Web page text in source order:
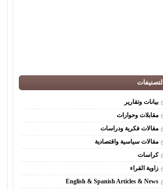
التصنيفات
بيانات وتقارير
مقابلات وحوارات
مقالات فكرية ودراسات
مقالات سياسية واقتصادية
كراسات
زاوية القراء
English & Spanish Articles & News